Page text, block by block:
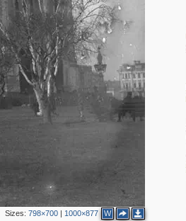
Sizes: 798×700| 1000×877 W